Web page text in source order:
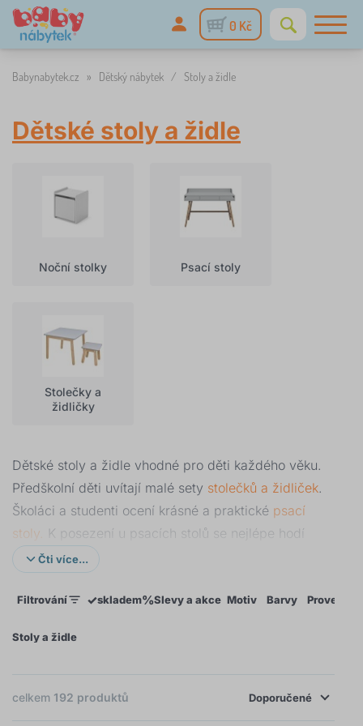
0 Kč
Babynabytek.cz » Dětský nábytek / Stoly a židle
Dětské stoly a židle
Noční stolky Psací stoly
Stolečky a
židličky
Dětské stoly a židle vhodné pro děti každého věku.
Předškolní děti uvítají malé sety stolečků a židliček.
Školáci a studenti ocení krásné a praktické psací
stoly. K posezení u psacích stolů se nejlépe hodí
židle k psacím stolům s přizpůsobením výšky sedu.
oblíbeným místem na hraní.
dekoru a podle svého vkusu. Hned po dětských
Čti více...
Filtrování ✓skladem%Slevy a akce Motiv Barvy
Stoly a židle
celkem 192 produktů
Doporučené